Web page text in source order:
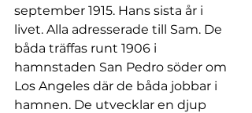
september 1915. Hans sista år i
livet. Alla adresserade till Sam. De
båda träffas runt 1906 i
hamnstaden San Pedro söder om
Los Angeles där de båda jobbar i
hamnen. De utvecklar en djup